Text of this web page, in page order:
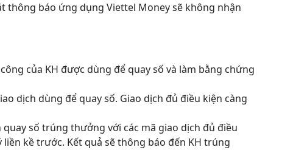
thông báo ứng dụng Viettel Money sẽ không nhận
của KH được dùng để quay số và làm bằng chứng
dịch dùng để quay số. Giao dịch đủ điều kiện càng
số trúng thưởng với các mã giao dịch đủ điều
kề trước. Kết quả sẽ thông báo đến KH trúng